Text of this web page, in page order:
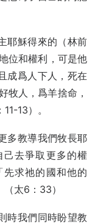
耶穌得來的（林前
位和權利，可是他
成爲人下人，死在
牧人，爲羊捨命，
13）。
多教導我們牧長耶
去爭取更多的權
求祂的國和他的
太6：33）
時我們同時盼望教